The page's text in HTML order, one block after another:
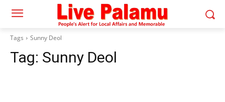
Tags Sunny Deol
Tag: Sunny Deol